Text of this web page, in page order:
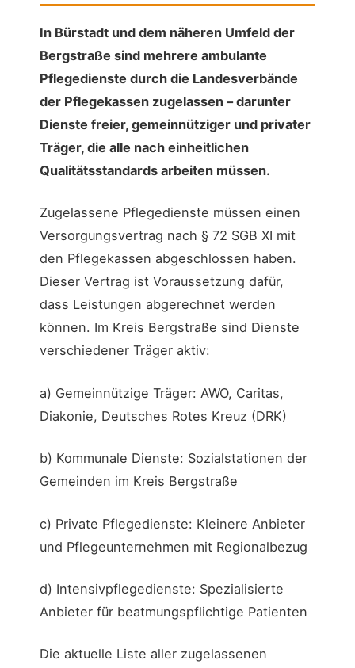
In Bürstadt und dem näheren Umfeld der
Bergstraße sind mehrere ambulante
Pflegedienste durch die Landesverbände
der Pflegekassen zugelassen – darunter
Dienste freier, gemeinnütziger und privater
Träger, die alle nach einheitlichen
Qualitätsstandards arbeiten müssen.
Zugelassene Pflegedienste müssen einen
Versorgungsvertrag nach § 72 SGB XI mit
den Pflegekassen abgeschlossen haben.
Dieser Vertrag ist Voraussetzung dafür,
dass Leistungen abgerechnet werden
können. Im Kreis Bergstraße sind Dienste
verschiedener Träger aktiv:
a) Gemeinnützige Träger: AWO, Caritas,
Diakonie, Deutsches Rotes Kreuz (DRK)
b) Kommunale Dienste: Sozialstationen der
Gemeinden im Kreis Bergstraße
c) Private Pflegedienste: Kleinere Anbieter
und Pflegeunternehmen mit Regionalbezug
d) Intensivpflegedienste: Spezialisierte
Anbieter für beatmungspflichtige Patienten
Die aktuelle Liste aller zugelassenen